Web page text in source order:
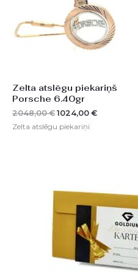
Zelta atslēgu piekariņš
Porsche 6.40gr
2048,00€ 1024,00 €
Zelta atslēgu piekariņi